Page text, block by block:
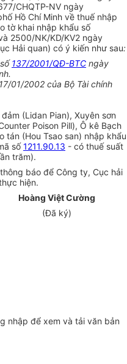
CHQTP-NV ngày
Hồ Chí Minh về thuế nhập
tờ khai nhập khẩu số
2500/NK/KD/KV2 ngày
Hải quan) có ý kiến như sau:
137/2001/QĐ-BTC ngày
01/2002 của Bộ Tài chính
(Lidan Pian), Xuyên sơn
Poison Pill), Ô kê Bạch
tán (Hou Tsao san) nhập khẩu
số1211.90.13 - có thuế suất
trăm).
báo để Công ty, Cục hải
hiện.
Hoàng Việt Cường
(Đã ký)
nhập để xem và tải văn bản